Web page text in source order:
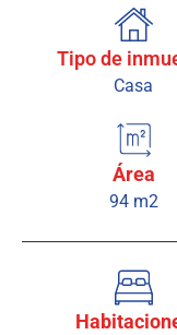
Tipo de
Casa
Área
94 m2